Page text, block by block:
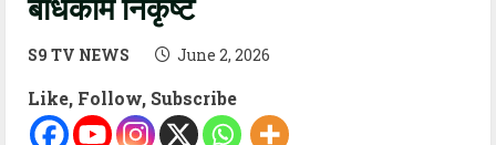
बांधकाम निकृष्ट
S9 TV NEWS June 2, 2026
Like, Follow, Subscribe